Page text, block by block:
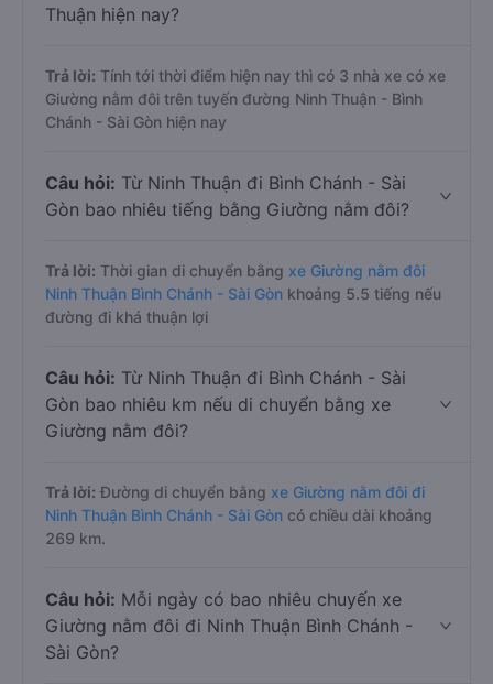
Thuận hiện nay?
Trả lời: Tính tới thời điểm hiện nay thì có 3 nhà xe có xe
Giường nằm đôi trên tuyến đường Ninh Thuận - Bình
Chánh - Sài Gòn hiện nay
Câu hỏi: Từ Ninh Thuận đi Bình Chánh - Sài
Gòn bao nhiêu tiếng bằng Giường nằm đôi?
Trả lời: Thời gian di chuyển bằng xe Giường nằm đôi
Ninh Thuận Bình Chánh - Sài Gòn khoảng 5.5 tiếng nếu
đường đi khá thuận lợi
Câu hỏi: Từ Ninh Thuận đi Bình Chánh - Sài
Gòn bao nhiêu km nếu di chuyển bằng xe
Giường nằm đôi?
Trả lời: Đường di chuyển bằng xe Giường nằm đôi đi
Ninh Thuận Bình Chánh - Sài Gòn có chiều dài khoảng
269 km.
Câu hỏi: Mỗi ngày có bao nhiêu chuyến xe
Giường nằm đôi đi Ninh Thuận Bình Chánh -
Sài Gòn?